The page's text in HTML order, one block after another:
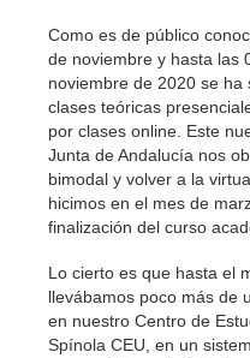
Como es de público
de noviembre y hasta las
noviembre de 2020 se
clases teóricas
por clases online. Este
Junta de Andalucía nos
bimodal y volver a la
hicimos en el mes de
finalización del curso
Lo cierto es que hasta el
llevábamos poco más de
en nuestro Centro de
Spínola CEU, en un